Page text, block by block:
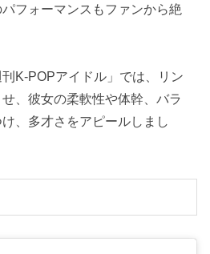
フォーマンスもファンから絶
K-POPアイドル」では、リン
、彼女の柔軟性や体幹、バラ
、多才さをアピールしまし